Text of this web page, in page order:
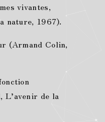
vivantes,
nature, 1967).
(Armand Colin,
L’avenir de la